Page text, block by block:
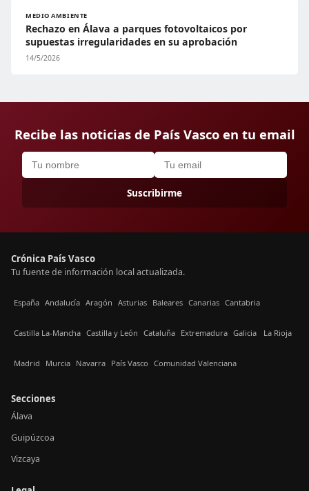
MEDIO AMBIENTE
Rechazo en Álava a parques fotovoltaicos por
supuestas irregularidades en su aprobación
14/5/2026
Recibe las noticias de País Vasco en tu email
Suscribirme
Crónica País Vasco
Tu fuente de información local actualizada.
España Andalucía Aragón Asturias Baleares Canarias Cantabria
Castilla La-Mancha Castilla y León Cataluña Extremadura Galicia La Rioja
Madrid Murcia Navarra País Vasco Comunidad Valenciana
Secciones
Álava
Guipúzcoa
Vizcaya